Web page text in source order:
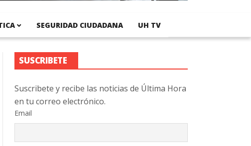
SEGURIDAD CIUDADANA UH TV
SUSCRIBETE
Suscribete y recibe las noticias de Última Hora
en tu correo electrónico.
Email